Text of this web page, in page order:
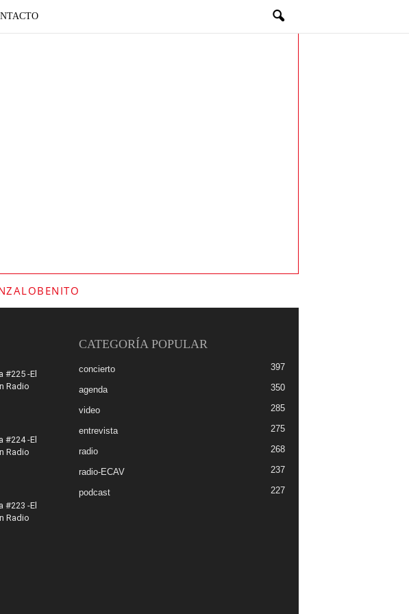
#225 -El
Radio
#224 -El
Radio
#223 -El
Radio
CATEGORÍA POPULAR
concierto 397
agenda 350
video 285
entrevista 275
radio 268
radio-ECAV 237
podcast 227